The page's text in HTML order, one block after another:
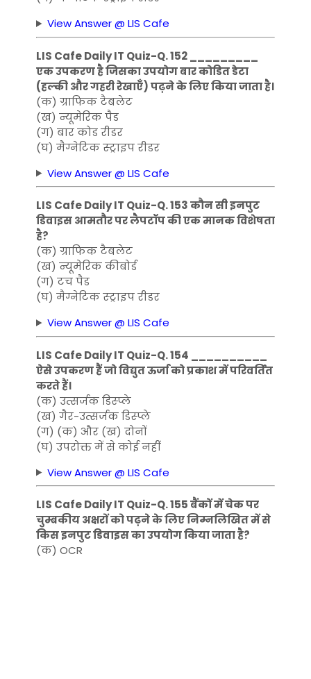
View Answer @ LIS Cafe
LIS Cafe Daily IT Quiz-Q. 152 _________
एक उपकरण है जिसका उपयोग बार कोडित डेटा
(हल्की और गहरी रेखाएँ) पढ़ने के लिए किया जाता है।
(क) ग्राफिक टैबलेट
(ख) न्यूमेरिक पैड
(ग) बार कोड रीडर
(घ) मैग्नेटिक स्ट्राइप रीडर
View Answer @ LIS Cafe
LIS Cafe Daily IT Quiz-Q. 153 कौन सी इनपुट
डिवाइस आमतौर पर लैपटॉप की एक मानक विशेषता
है?
(क) ग्राफिक टैबलेट
(ख) न्यूमेरिक कीबोर्ड
(ग) टच पैड
(घ) मैग्नेटिक स्ट्राइप रीडर
View Answer @ LIS Cafe
LIS Cafe Daily IT Quiz-Q. 154 __________
ऐसे उपकरण हैं जो विद्युत ऊर्जा को प्रकाश में परिवर्तित
करते हैं।
(क) उत्सर्जक डिस्प्ले
(ख) गैर-उत्सर्जक डिस्प्ले
(ग) (क) और (ख) दोनों
(घ) उपरोक्त में से कोई नहीं
View Answer @ LIS Cafe
LIS Cafe Daily IT Quiz-Q. 155 बैंकों में चेक पर
चुम्बकीय अक्षरों को पढ़ने के लिए निम्नलिखित में से
किस इनपुट डिवाइस का उपयोग किया जाता है?
(क) OCR